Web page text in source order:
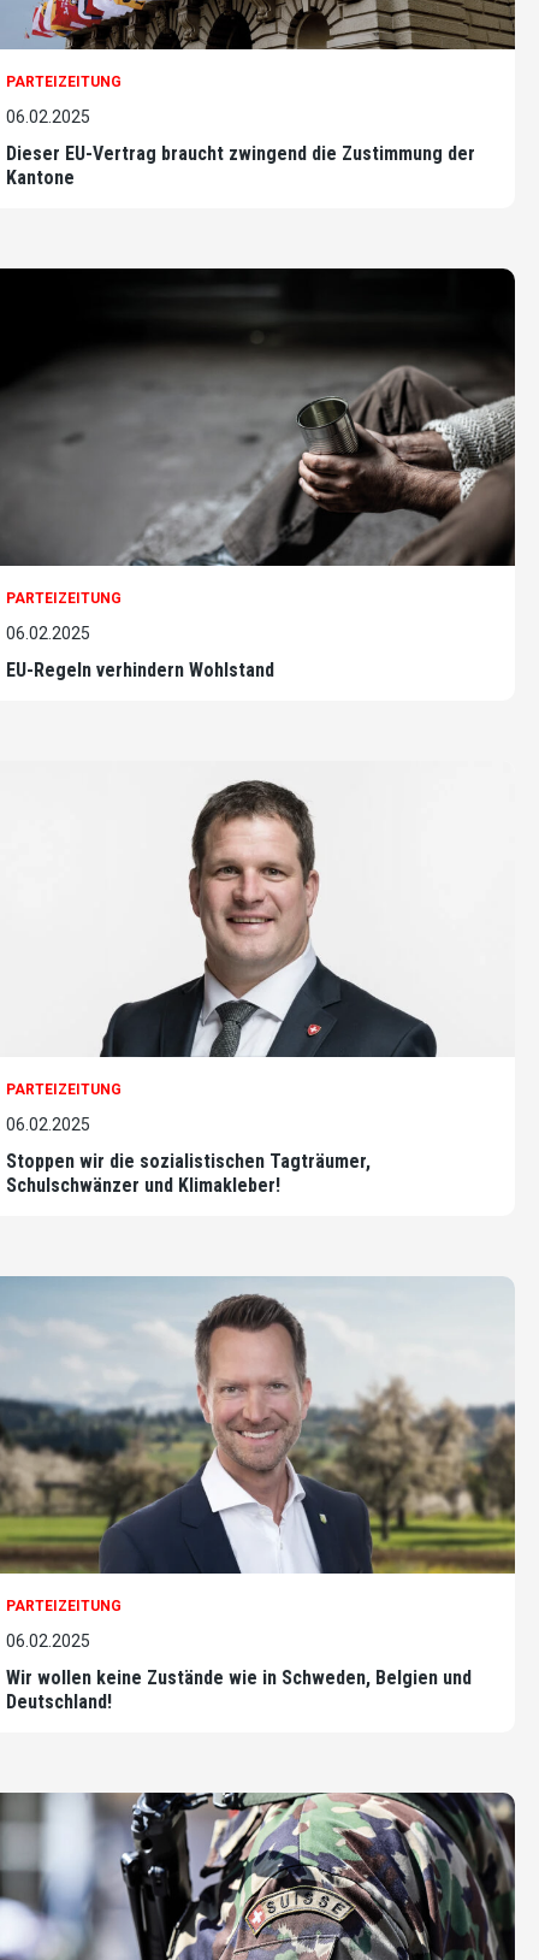
PARTEIZEITUNG
06.02.2025
Dieser EU-Vertrag braucht zwingend die Zustimmung der
Kantone
PARTEIZEITUNG
06.02.2025
EU-Regeln verhindern Wohlstand
PARTEIZEITUNG
06.02.2025
Stoppen wir die sozialistischen Tagträumer,
Schulschwänzer und Klimakleber!
PARTEIZEITUNG
06.02.2025
Wir wollen keine Zustände wie in Schweden, Belgien und
Deutschland!